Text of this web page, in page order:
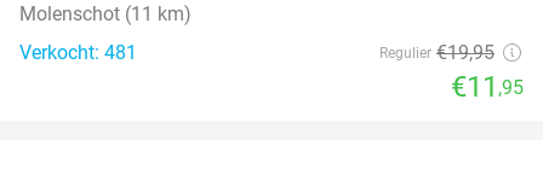
Molenschot (11 km)
Verkocht: 481
Regulier €19,95
€11 ,95